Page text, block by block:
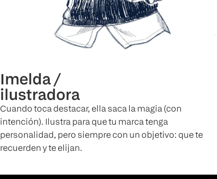
Imelda /
ilustradora
Cuando toca destacar, ella saca la magia (con
intención). Ilustra para que tu marca tenga
personalidad, pero siempre con un objetivo: que te
recuerden y te elijan.